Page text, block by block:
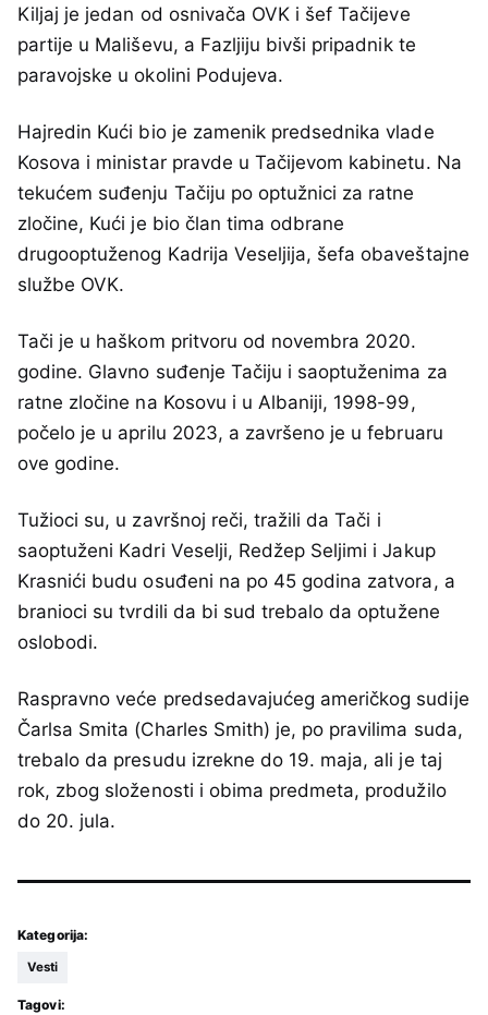
Kiljaj je jedan od osnivača OVK i šef Tačijeve
partije u Mališevu, a Fazljiju bivši pripadnik te
paravojske u okolini Podujeva.
Hajredin Kući bio je zamenik predsednika vlade
Kosova i ministar pravde u Tačijevom kabinetu. Na
tekućem suđenju Tačiju po optužnici za ratne
zločine, Kući je bio član tima odbrane
drugooptuženog Kadrija Veseljija, šefa obaveštajne
službe OVK.
Tači je u haškom pritvoru od novembra 2020.
godine. Glavno suđenje Tačiju i saoptuženima za
ratne zločine na Kosovu i u Albaniji, 1998-99,
počelo je u aprilu 2023, a završeno je u februaru
ove godine.
Tužioci su, u završnoj reči, tražili da Tači i
saoptuženi Kadri Veselji, Redžep Seljimi i Jakup
Krasnići budu osuđeni na po 45 godina zatvora, a
branioci su tvrdili da bi sud trebalo da optužene
oslobodi.
Raspravno veće predsedavajućeg američkog sudije
Čarlsa Smita (Charles Smith) je, po pravilima suda,
trebalo da presudu izrekne do 19. maja, ali je taj
rok, zbog složenosti i obima predmeta, produžilo
do 20. jula.
Kategorija:
Vesti
Tagovi: